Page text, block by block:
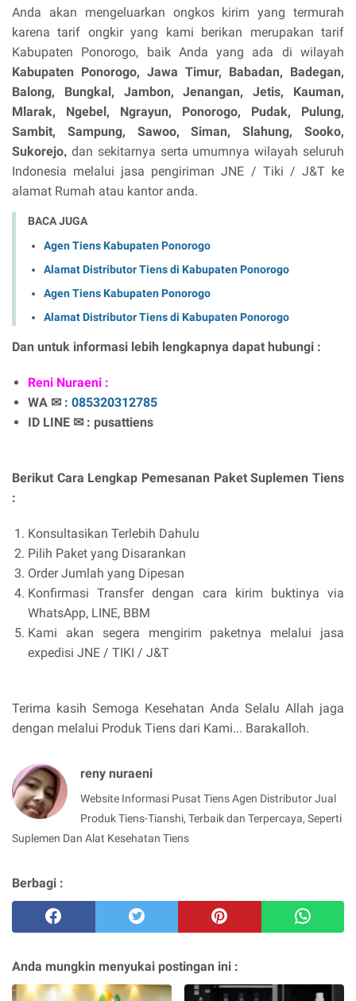
Anda akan mengeluarkan ongkos kirim yang termurah
karena tarif ongkir yang kami berikan merupakan tarif
Kabupaten Ponorogo, baik Anda yang ada di wilayah
Kabupaten Ponorogo, Jawa Timur, Babadan, Badegan,
Balong, Bungkal, Jambon, Jenangan, Jetis, Kauman,
Mlarak, Ngebel, Ngrayun, Ponorogo, Pudak, Pulung,
Sambit, Sampung, Sawoo, Siman, Slahung, Sooko,
Sukorejo, dan sekitarnya serta umumnya wilayah seluruh
Indonesia melalui jasa pengiriman JNE / Tiki / J&T ke
alamat Rumah atau kantor anda.
BACA JUGA
Agen Tiens Kabupaten Ponorogo
Alamat Distributor Tiens di Kabupaten Ponorogo
Agen Tiens Kabupaten Ponorogo
Alamat Distributor Tiens di Kabupaten Ponorogo
Dan untuk informasi lebih lengkapnya dapat hubungi :
Reni Nuraeni :
WA ✉ : 085320312785
ID LINE ✉ : pusattiens
Berikut Cara Lengkap Pemesanan Paket Suplemen Tiens
:
Konsultasikan Terlebih Dahulu
Pilih Paket yang Disarankan
Order Jumlah yang Dipesan
Konfirmasi Transfer dengan cara kirim buktinya via
WhatsApp, LINE, BBM
Kami akan segera mengirim paketnya melalui jasa
expedisi JNE / TIKI / J&T
Terima kasih Semoga Kesehatan Anda Selalu Allah jaga
dengan melalui Produk Tiens dari Kami... Barakalloh.
reny nuraeni
Website Informasi Pusat Tiens Agen Distributor Jual
Produk Tiens-Tianshi, Terbaik dan Terpercaya, Seperti
Suplemen Dan Alat Kesehatan Tiens
Berbagi :
Anda mungkin menyukai postingan ini :